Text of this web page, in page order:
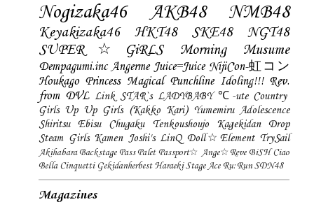
Nogizaka46 AKB48 NMB48
Keyakizaka46 HKT48 SKE48
NGT48
SUPER☆GiRLS
Morning Musume
Dempagumi.inc Angerme Juice=Juice NijiCon-虹コン
Houkago Princess Magical Punchline Idoling!!! Rev.
from DVL Link STAR`s LADYBABY ℃-ute Country
Girls Up Up Girls (Kakko Kari) Yumemiru Adolescence
Shiritsu Ebisu Chugaku
Tenkoushoujo Kagekidan
Drop
Steam Girls Kamen Joshi's LinQ Doll☆Element TrySail
Akihabara Backstage Pass Palet Passport☆ Ange☆Reve BiSH Ciao
Bella Cinquetti Gekidanherbest Haraeki Stage Ace Ru:Run SDN48
Magazines